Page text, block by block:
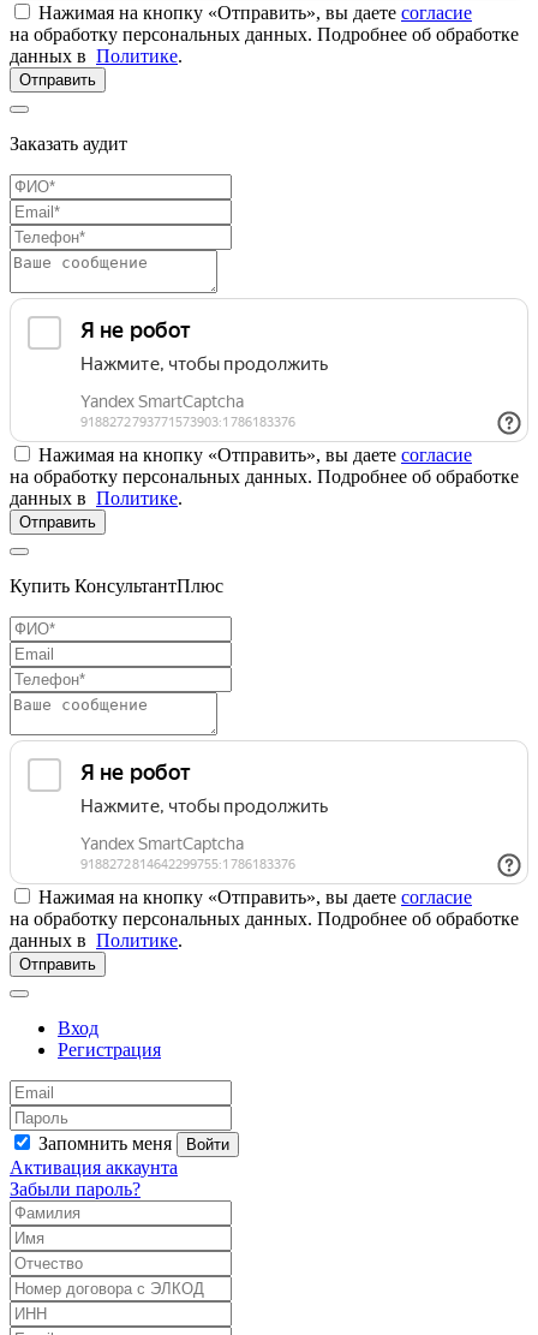
Нажимая на кнопку «Отправить», вы даете согласие
на обработку персональных данных. Подробнее об обработке
данных в Политике.
Отправить
Заказать аудит
Нажимая на кнопку «Отправить», вы даете согласие
на обработку персональных данных. Подробнее об обработке
данных в Политике.
Отправить
Купить КонсультантПлюс
Нажимая на кнопку «Отправить», вы даете согласие
на обработку персональных данных. Подробнее об обработке
данных в Политике.
Отправить
Вход
Регистрация
Запомнить меня Войти
Активация аккаунта
Забыли пароль?